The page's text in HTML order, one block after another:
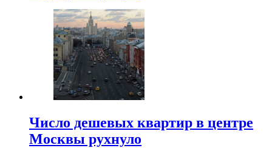
Число дешевых квартир в центре
Москвы рухнуло